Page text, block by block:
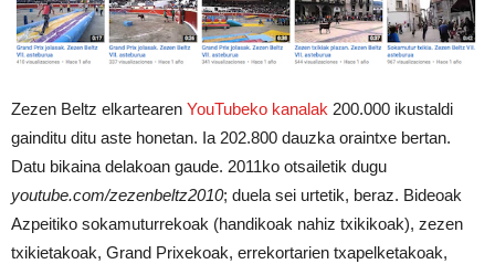
Zezen Beltz elkartearen YouTubeko kanalak 200.000 ikustaldi
gainditu ditu aste honetan. Ia 202.800 dauzka oraintxe bertan.
Datu bikaina delakoan gaude. 2011ko otsailetik dugu
youtube.com/zezenbeltz2010; duela sei urtetik, beraz. Bideoak
Azpeitiko sokamuturrekoak (handikoak nahiz txikikoak), zezen
txikietakoak, Grand Prixekoak, errekortarien txapelketakoak,